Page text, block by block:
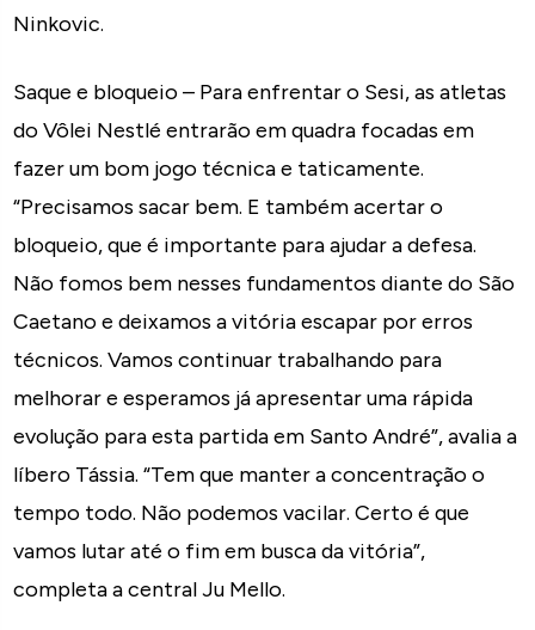
Ninkovic.
Saque e bloqueio – Para enfrentar o Sesi, as atletas
do Vôlei Nestlé entrarão em quadra focadas em
fazer um bom jogo técnica e taticamente.
“Precisamos sacar bem. E também acertar o
bloqueio, que é importante para ajudar a defesa.
Não fomos bem nesses fundamentos diante do São
Caetano e deixamos a vitória escapar por erros
técnicos. Vamos continuar trabalhando para
melhorar e esperamos já apresentar uma rápida
evolução para esta partida em Santo André”, avalia a
líbero Tássia. “Tem que manter a concentração o
tempo todo. Não podemos vacilar. Certo é que
vamos lutar até o fim em busca da vitória”,
completa a central Ju Mello.